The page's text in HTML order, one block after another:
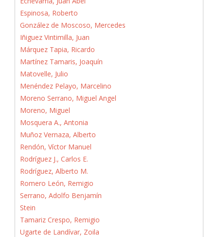
Espinosa, Roberto
González de Moscoso, Mercedes
Iñiguez Vintimilla, Juan
Márquez Tapia, Ricardo
Martínez Tamaris, Joaquín
Matovelle, Julio
Menéndez Pelayo, Marcelino
Moreno Serrano, Miguel Angel
Moreno, Miguel
Mosquera A., Antonia
Muñoz Vernaza, Alberto
Rendón, Víctor Manuel
Rodríguez J., Carlos E.
Rodríguez, Alberto M.
Romero León, Remigio
Serrano, Adolfo Benjamín
Stein
Tamariz Crespo, Remigio
Ugarte de Landívar, Zoila